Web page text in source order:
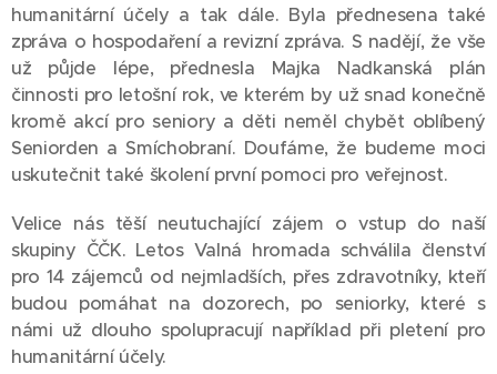
humanitární účely a tak dále. Byla přednesena také
zpráva o hospodaření a revizní zpráva. S nadějí, že vše
už půjde lépe, přednesla Majka Nadkanská plán
činnosti pro letošní rok, ve kterém by už snad konečně
kromě akcí pro seniory a děti neměl chybět oblíbený
Seniorden a Smíchobraní. Doufáme, že budeme moci
uskutečnit také školení první pomoci pro veřejnost.
Velice nás těší neutuchající zájem o vstup do naší
skupiny ČČK. Letos Valná hromada schválila členství
pro 14 zájemců od nejmladších, přes zdravotníky, kteří
budou pomáhat na dozorech, po seniorky, které s
námi už dlouho spolupracují například při pletení pro
humanitární účely.